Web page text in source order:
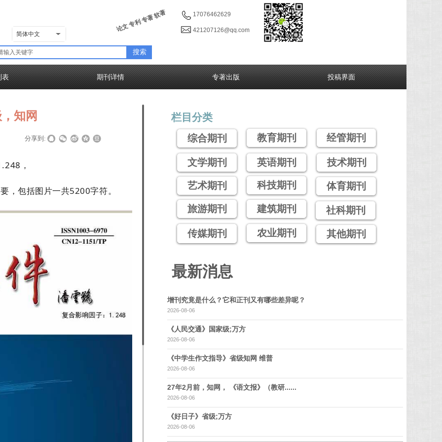
17076462629
421207126@qq.com
简体中文
论文 专利 专著 软著
搜索
表 期刊详情 专著出版 投稿界面
文学期刊
栏目分类
综合期刊
艺术期刊
旅游期刊
传媒期刊
教育期刊
英语期刊
科技期刊
建筑期刊
农业期刊
经管期刊
技术期刊
体育期刊
社科期刊
其他期刊
知网
分享到:
，
，包括图片一共5200字符。
最新消息
增刊究竟是什么？它和正刊又有哪些差异呢？
2026-08-06
《人民交通》国家级;万方
2026-08-06
《中学生作文指导》省级知网 维普
2026-08-06
27年2月前，知网， 《语文报》（教研......
2026-08-06
《好日子》省级;万方
2026-08-06